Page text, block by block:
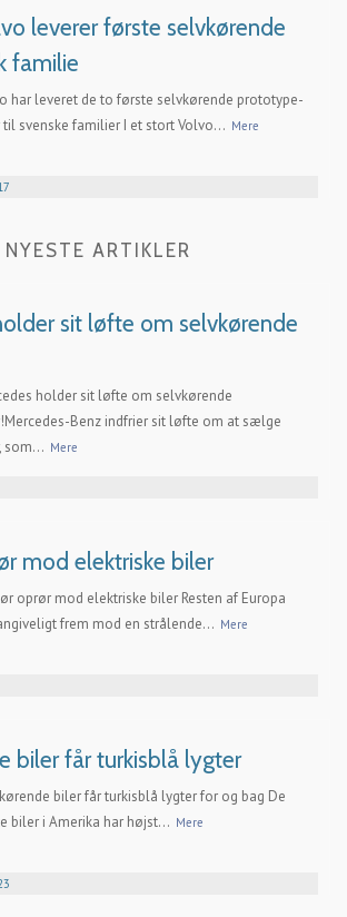
leverer første selvkørende
familie
har leveret de to første selvkørende prototype-
til svenske familier I et stort Volvo... Mere
NYESTE ARTIKLER
sit løfte om selvkørende
holder sit løfte om selvkørende
Benz indfrier sit løfte om at sælge
som... Mere
mod elektriske biler
oprør mod elektriske biler Resten af Europa
frem mod en strålende... Mere
biler får turkisblå lygter
biler får turkisblå lygter for og bag De
biler i Amerika har højst... Mere